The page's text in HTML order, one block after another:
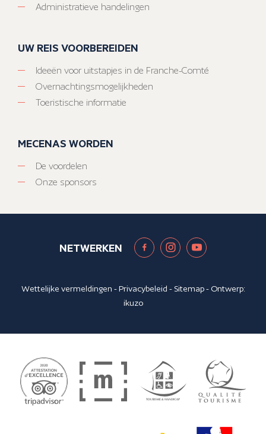
Administratieve handelingen
UW REIS VOORBEREIDEN
Ideeën voor uitstapjes in de Franche-Comté
Overnachtingsmogelijkheden
Toeristische informatie
MECENAS WORDEN
De voordelen
Onze sponsors
NETWERKEN
Wettelijke vermeldingen -Privacybeleid - Sitemap- Ontwerp:
ikuzo